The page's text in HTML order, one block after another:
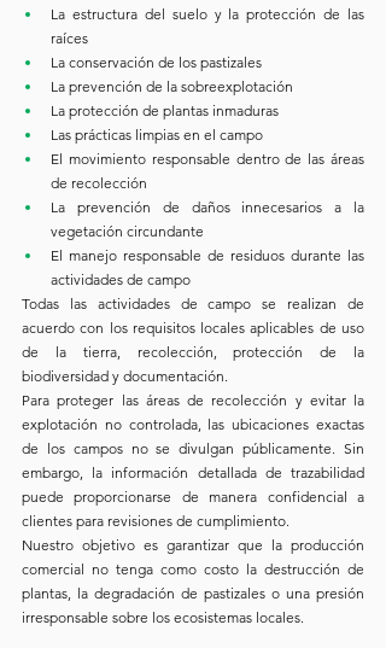
La estructura del suelo y la protección de las
raíces
La conservación de los pastizales
La prevención de la sobreexplotación
La protección de plantas inmaduras
Las prácticas limpias en el campo
El movimiento responsable dentro de las áreas
de recolección
La prevención de daños innecesarios a la
vegetación circundante
El manejo responsable de residuos durante las
actividades de campo
Todas las actividades de campo se realizan de
acuerdo con los requisitos locales aplicables de uso
de la tierra, recolección, protección de la
biodiversidad y documentación.
Para proteger las áreas de recolección y evitar la
explotación no controlada, las ubicaciones exactas
de los campos no se divulgan públicamente. Sin
embargo, la información detallada de trazabilidad
puede proporcionarse de manera confidencial a
clientes para revisiones de cumplimiento.
Nuestro objetivo es garantizar que la producción
comercial no tenga como costo la destrucción de
plantas, la degradación de pastizales o una presión
irresponsable sobre los ecosistemas locales.